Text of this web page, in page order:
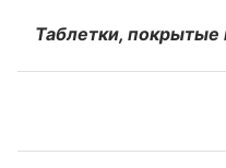
Таблетки, покрытые